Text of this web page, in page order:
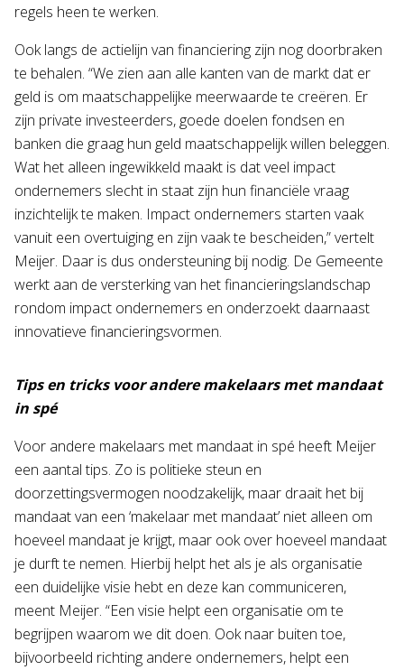
regels heen te werken.
Ook langs de actielijn van financiering zijn nog doorbraken
te behalen. “We zien aan alle kanten van de markt dat er
geld is om maatschappelijke meerwaarde te creëren. Er
zijn private investeerders, goede doelen fondsen en
banken die graag hun geld maatschappelijk willen beleggen.
Wat het alleen ingewikkeld maakt is dat veel impact
ondernemers slecht in staat zijn hun financiële vraag
inzichtelijk te maken. Impact ondernemers starten vaak
vanuit een overtuiging en zijn vaak te bescheiden,” vertelt
Meijer. Daar is dus ondersteuning bij nodig. De Gemeente
werkt aan de versterking van het financieringslandschap
rondom impact ondernemers en onderzoekt daarnaast
innovatieve financieringsvormen.
Tips en tricks voor andere makelaars met mandaat
in spé
Voor andere makelaars met mandaat in spé heeft Meijer
een aantal tips. Zo is politieke steun en
doorzettingsvermogen noodzakelijk, maar draait het bij
mandaat van een ‘makelaar met mandaat’ niet alleen om
hoeveel mandaat je krijgt, maar ook over hoeveel mandaat
je durft te nemen. Hierbij helpt het als je als organisatie
een duidelijke visie hebt en deze kan communiceren,
meent Meijer. “Een visie helpt een organisatie om te
begrijpen waarom we dit doen. Ook naar buiten toe,
bijvoorbeeld richting andere ondernemers, helpt een